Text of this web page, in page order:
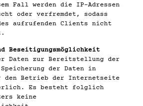
Fall werden die IP-Adressen
oder verfremdet, sodass
aufrufenden Clients nicht
Beseitigungsmöglichkeit
Daten zur Bereitstellung der
der Daten in
Betrieb der Internetseite
Es besteht folglich
keine